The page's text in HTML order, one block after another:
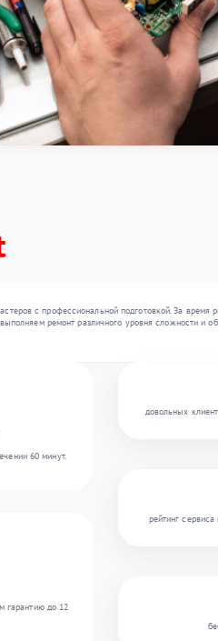
с профессиональной подготовкой. За время
ремонт различного уровня сложности и
60 минут.
гарантию до 12
довольных
рейтинг